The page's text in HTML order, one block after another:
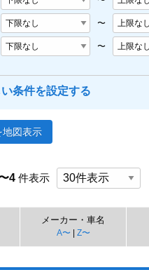
〜
〜
条件を設定する
地図表示
4 件表示
メーカー・車名
A〜| Z〜